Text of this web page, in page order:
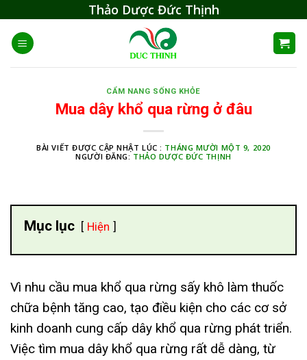
content
Thảo Dược Đức Thịnh
CẨM NANG SỐNG KHỎE
Mua dây khổ qua rừng ở đâu
BÀI VIẾT ĐƯỢC CẬP NHẬT LÚC : THÁNG MƯỜI MỘT 9, 2020
NGƯỜI ĐĂNG: THẢO DƯỢC ĐỨC THỊNH
Mục lục Hiện
Vì nhu cầu mua khổ qua rừng sấy khô làm thuốc
chữa bệnh tăng cao, tạo điều kiện cho các cơ sở
kinh doanh cung cấp dây khổ qua rừng phát triển.
Việc tìm mua dây khổ qua rừng rất dễ dàng, từ